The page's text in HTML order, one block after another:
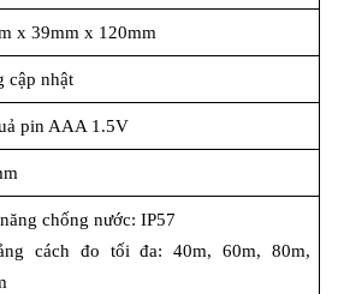
x 39mm x 120mm
cập nhật
pin AAA 1.5V
chống nước: IP57
cách đo tối đa: 40m, 60m, 80m,